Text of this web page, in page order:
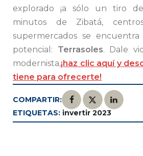
explorado ¡a sólo un tiro
minutos de Zibatá,
supermercados se
potencial: Terrasoles. Dale
modernista,¡haz clic aquí y
tiene para ofrecerte!
COMPARTIR:
ETIQUETAS: invertir 2023